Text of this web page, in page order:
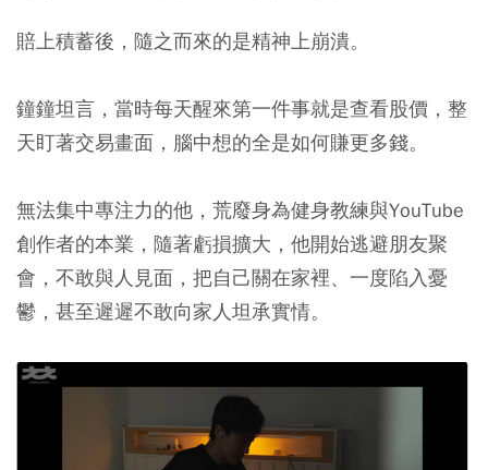
賠上積蓄後，隨之而來的是精神上崩潰。
鐘鐘坦言，當時每天醒來第一件事就是查看股價，整
天盯著交易畫面，腦中想的全是如何賺更多錢。
無法集中專注力的他，荒廢身為健身教練與YouTube
創作者的本業，隨著虧損擴大，他開始逃避朋友聚
會，不敢與人見面，把自己關在家裡、一度陷入憂
鬱，甚至遲遲不敢向家人坦承實情。